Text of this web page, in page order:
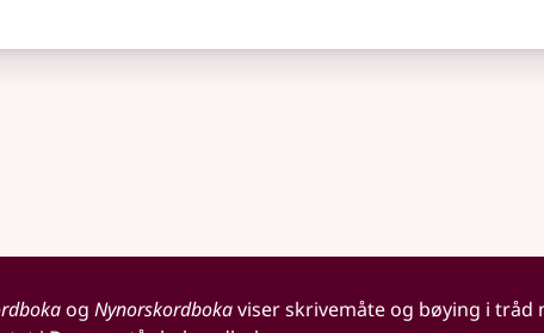
og Nynorskordbokaviser skrivemåte og bøying i tråd